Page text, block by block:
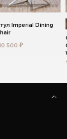
Imperial Dining
500 ₽